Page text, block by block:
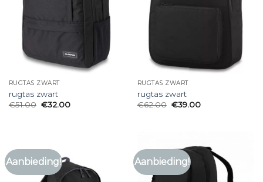
RUGTAS ZWART
rugtas zwart
€51.00 €32.00
RUGTAS ZWART
rugtas zwart
€62.00 €39.00
Aanbieding! Aanbieding!